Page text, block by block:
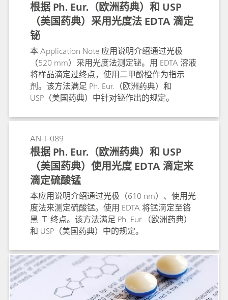
根据 Ph. Eur.（欧洲药典）和 USP
（美国药典）采用光度法 EDTA 滴定
铋
本 Application Note 应用说明介绍通过光极
（520 mm）采用光度法测定铋。用 EDTA 溶液
将样品滴定过终点，使用二甲酚橙作为指示
剂。该方法满足 Ph. Eur.（欧洲药典）和
USP（美国药典）中针对铋作出的规定。
AN-T-089
根据 Ph. Eur.（欧洲药典）和 USP
（美国药典）使用光度 EDTA 滴定来
滴定硫酸锰
本应用说明介绍通过光极（610 nm）、使用光
度法来测定硫酸锰。使用 EDTA 将锰滴定至铬
黑 Ｔ 终点。该方法满足 Ph. Eur.（欧洲药典）
和 USP（美国药典）中的规定。